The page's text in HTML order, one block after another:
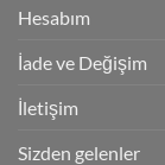
Hesabım
İade ve Değişim
İletişim
Sizden gelenler